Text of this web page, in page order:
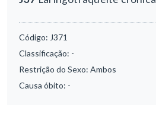
Código: J371
Classificação: -
Restrição do Sexo: Ambos
Causa óbito: -